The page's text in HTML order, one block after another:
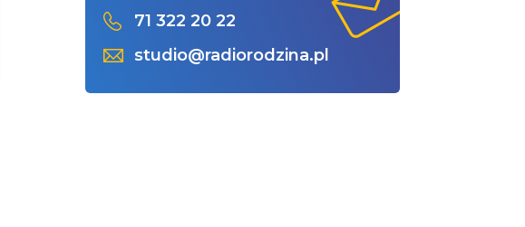
71 322 20 22
studio@radiorodzina.pl